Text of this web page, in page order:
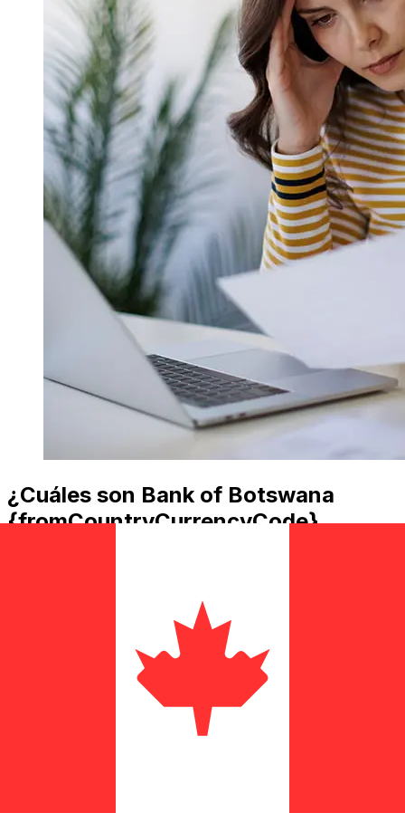
¿Cuáles son Bank of Botswana
{fromCountryCurrencyCode}
Bank of Botswana costes de transferencia internacional
de dinero de BWP a CAD dependen de factores como el
importe de la transferencia. Normalmente, las
transferencias más grandes conllevan comisiones más
bajas y mejores tipos de cambio. Consulta la tabla
comparativa para comparar Bank of Botswana